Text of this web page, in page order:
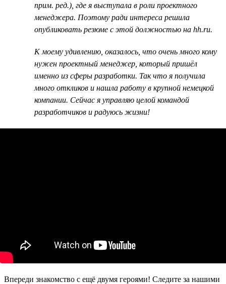
прим. ред.), где я выступала в роли проектного
менеджера. Поэтому ради интереса решила
опубликовать резюме с этой должностью на hh.ru.
К моему удивлению, оказалось, что очень много кому
нужен проектный менеджер, который пришёл
именно из сферы разработки. Так что я получила
много откликов и нашла работу в крупной немецкой
компании. Сейчас я управляю целой командой
разработчиков и радуюсь жизни!
Впереди знакомство с ещё двумя героями! Следите за нашими